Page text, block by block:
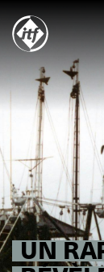
Skip
to
main
content
UN